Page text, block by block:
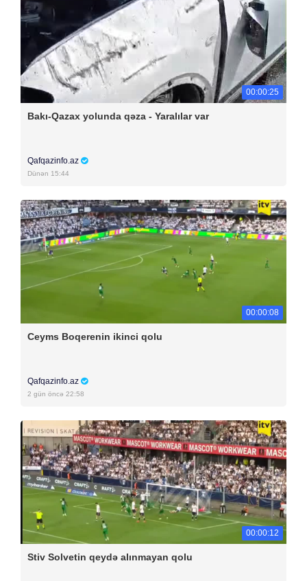
00:00:25
Bakı-Qazax yolunda qəza - Yaralılar var
Qafqazinfo.az
Dünən 15:44
00:00:08
Ceyms Boqerenin ikinci qolu
Qafqazinfo.az
2 gün öncə 22:58
00:00:12
Stiv Solvetin qeydə alınmayan qolu